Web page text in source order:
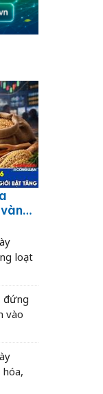
loạt
đứng
vào